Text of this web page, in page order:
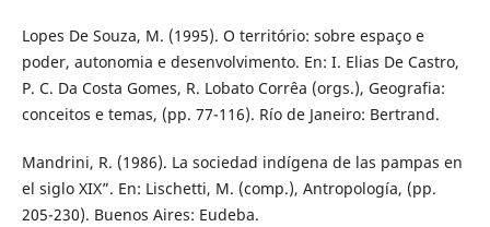
Lopes De Souza, M. (1995). O território: sobre espaço e
poder, autonomia e desenvolvimento. En: I. Elias De Castro,
P. C. Da Costa Gomes, R. Lobato Corrêa (orgs.), Geografia:
conceitos e temas, (pp. 77-116). Río de Janeiro: Bertrand.
Mandrini, R. (1986). La sociedad indígena de las pampas en
el siglo XIX”. En: Lischetti, M. (comp.), Antropología, (pp.
205-230). Buenos Aires: Eudeba.